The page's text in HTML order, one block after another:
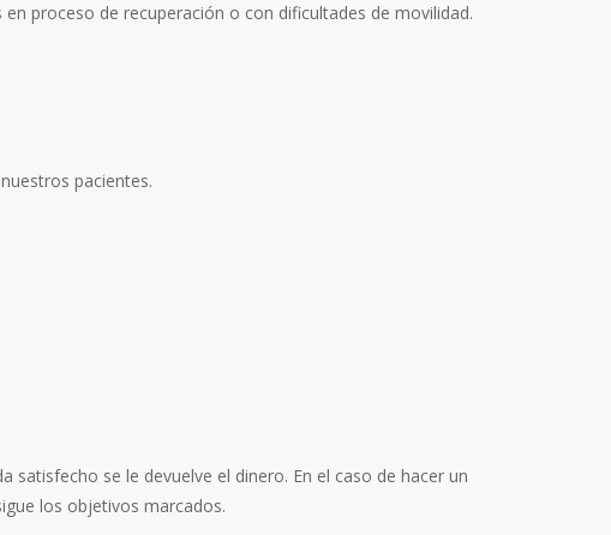
proceso de recuperación o con dificultades de movilidad.
pacientes.
satisfecho se le devuelve el dinero. En el caso de hacer un
los objetivos marcados.